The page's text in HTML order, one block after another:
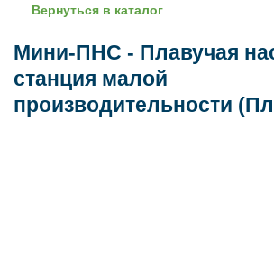
Вернуться в каталог
Мини-ПНС - Плавучая
станция малой
производительности